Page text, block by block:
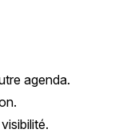
agenda.